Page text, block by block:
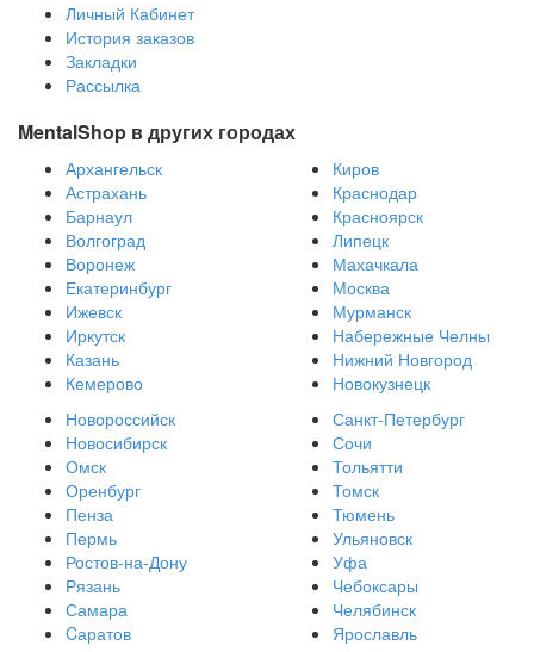
Личный Кабинет
История заказов
Закладки
Рассылка
MentalShop в других городах
Архангельск
Астрахань
Барнаул
Волгоград
Воронеж
Екатеринбург
Ижевск
Иркутск
Казань
Кемерово
Киров
Краснодар
Красноярск
Липецк
Махачкала
Москва
Мурманск
Набережные Челны
Нижний Новгород
Новокузнецк
Новороссийск
Новосибирск
Омск
Оренбург
Пенза
Пермь
Ростов-на-Дону
Рязань
Самара
Cаратов
Санкт-Петербург
Сочи
Тольятти
Томск
Тюмень
Ульяновск
Уфа
Чебоксары
Челябинск
Ярославль